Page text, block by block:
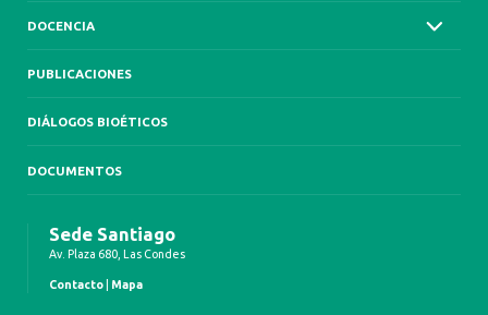
DOCENCIA
PUBLICACIONES
DIÁLOGOS BIOÉTICOS
DOCUMENTOS
Sede Santiago
Av. Plaza 680, Las Condes
Contacto Mapa